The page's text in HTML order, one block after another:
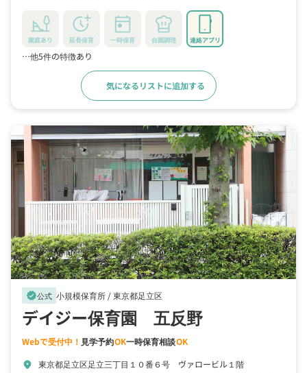
園庭あり 延長保育 一時保育 自園調理 連絡アプリ
…他5件の特徴あり
気になるリストに追加する
verified公式 小規模保育所 /東京都足立区
デイジー保育園 五反野
Webで受付中！ 見学予約OK一時保育相談OK
location_on 東京都足立区足立三丁目１０番６号 ヴァロービル１階